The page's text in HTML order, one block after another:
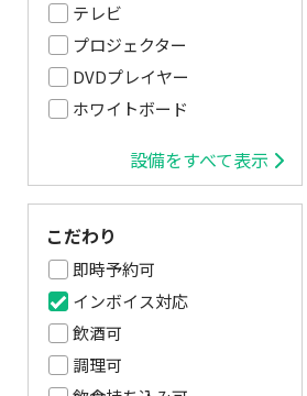
テレビ
プロジェクター
ホワイトボード
DVDプレイヤー
設備をすべて表示
こだわり
即時予約可
インボイス対応
飲酒可
調理可